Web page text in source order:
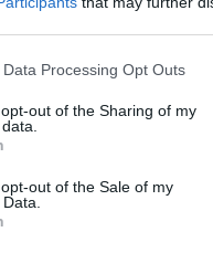
Data Processing Opt Outs
out of the Sharing of my
out of the Sale of my
Ηλιάδη είδε τον
το θαύμα